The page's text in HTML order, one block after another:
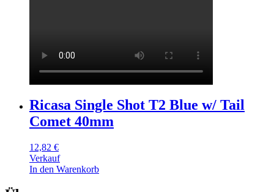
Ricasa Single Shot T2 Blue w/ Tail
Comet 40mm
12,82 €
Verkauf
In den Warenkorb